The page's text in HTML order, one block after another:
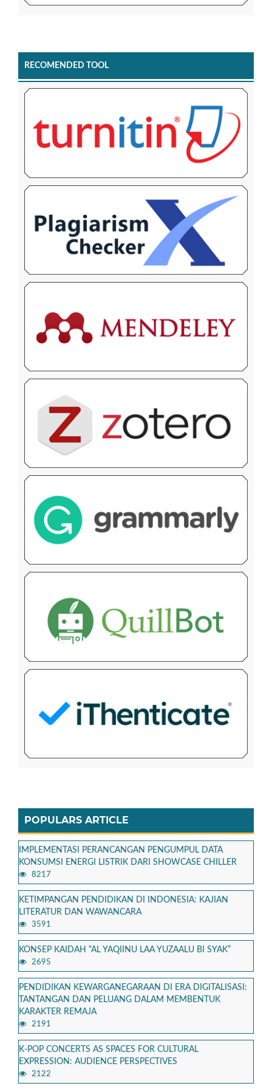
RECOMENDED TOOL
POPULARS ARTICLE
IMPLEMENTASI PERANCANGAN PENGUMPUL DATA
KONSUMSI ENERGI LISTRIK DARI SHOWCASE CHILLER
8217
KETIMPANGAN PENDIDIKAN DI INDONESIA: KAJIAN
LITERATUR DAN WAWANCARA
3591
KONSEP KAIDAH “AL YAQIINU LAA YUZAALU BI SYAK”
2695
PENDIDIKAN KEWARGANEGARAAN DI ERA DIGITALISASI:
TANTANGAN DAN PELUANG DALAM MEMBENTUK
KARAKTER REMAJA
2191
K-POP CONCERTS AS SPACES FOR CULTURAL
EXPRESSION: AUDIENCE PERSPECTIVES
2122